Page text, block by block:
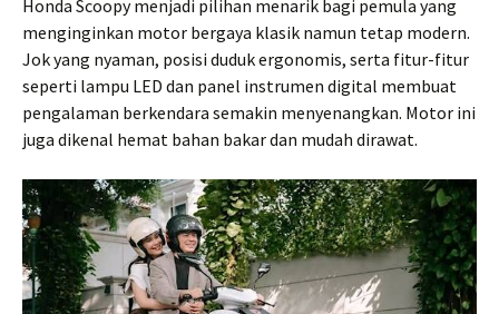
Honda Scoopy menjadi pilihan menarik bagi pemula yang
menginginkan motor bergaya klasik namun tetap modern.
Jok yang nyaman, posisi duduk ergonomis, serta fitur-fitur
seperti lampu LED dan panel instrumen digital membuat
pengalaman berkendara semakin menyenangkan. Motor ini
juga dikenal hemat bahan bakar dan mudah dirawat.